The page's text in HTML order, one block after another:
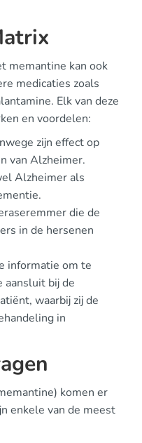
memantine kan ook
medicaties zoals
Elk van deze
en voordelen:
zijn effect op
van Alzheimer.
Alzheimer als
die de
in de hersenen
informatie om te
bij de
waarbij zij de
in
komen er
enkele van de meest